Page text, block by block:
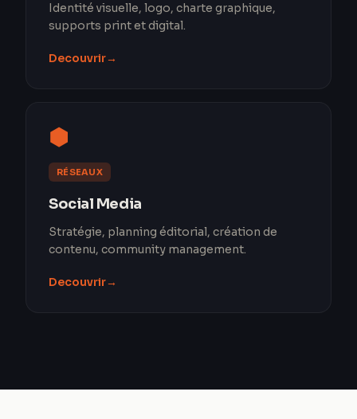
Identité visuelle, logo, charte graphique,
supports print et digital.
Decouvrir→
⬢
RÉSEAUX
Social Media
Stratégie, planning éditorial, création de
contenu, community management.
Decouvrir→